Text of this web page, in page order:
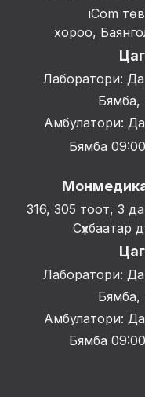
iCom
хороо,
Лаборатори:
Бямба,
Амбулатори:
Бямба
316, 305 тоот, 3
Сүхбаатар
Лаборатори:
Бямба,
Амбулатори:
Бямба